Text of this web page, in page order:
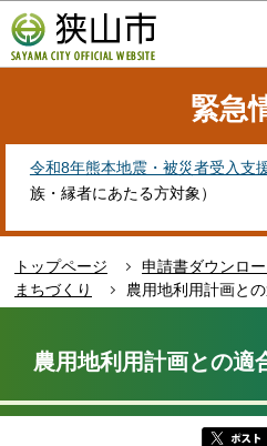
の
ペ
す
緊急
令和8年熊本地震・被災者受入支
族・縁者にあたる方対象）
トップページ 申請書ダウンロー
まちづくり
農用地利用計画と
か
農用地利用計画との適